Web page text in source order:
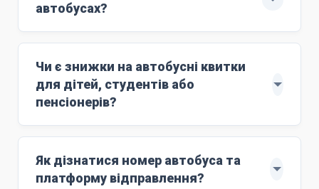
автобусах?
м'які комфортні сидіння;
Wi-Fi;
кондиціонер;
працюючий туалет;
стюардесу;
Чи є знижки на автобусні квитки
для дітей, студентів або
пенсіонерів?
Знижки поширюються на дітей віком до 10
років. Для цього маршруту ціна дитячого
квитка становить
4500 грн
. Дитяче лежаче
Як дізнатися номер автобуса та
платформу відправлення?